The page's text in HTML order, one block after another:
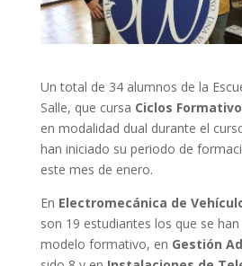
Un total de 34 alumnos de la
Salle, que cursa Ciclos
en modalidad dual durante el
han iniciado su periodo de
este mes de enero.
En Electromecánica de
son 19 estudiantes los que se
modelo formativo, en Gestión